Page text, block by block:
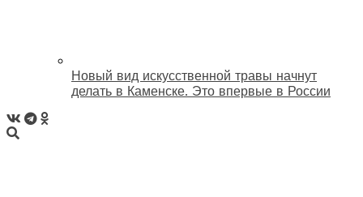
Новый вид искусственной травы начнут
делать в Каменске. Это впервые в России